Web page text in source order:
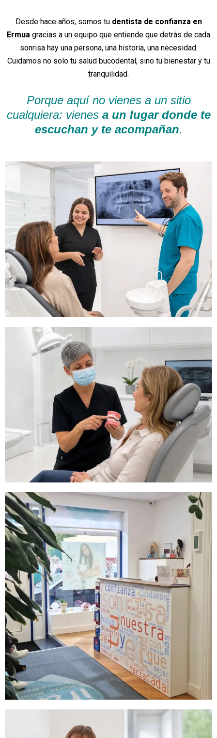
Desde hace años, somos tu dentista de confianza en
Ermua gracias a un equipo que entiende que detrás de cada
sonrisa hay una persona, una historia, una necesidad.
Cuidamos no solo tu salud bucodental, sino tu bienestar y tu
tranquilidad.
Porque aquí no vienes a un sitio
cualquiera: vienes a un lugar donde te
escuchan y te acompañan.